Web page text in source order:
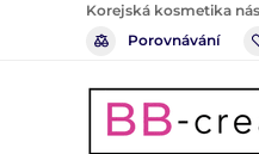
Korejská kosmetika
Porovnávání